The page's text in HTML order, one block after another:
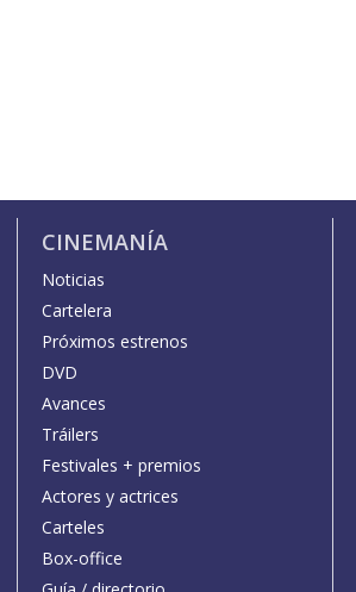
CINEMANÍA
Noticias
Cartelera
Próximos estrenos
DVD
Avances
Tráilers
Festivales + premios
Actores y actrices
Carteles
Box-office